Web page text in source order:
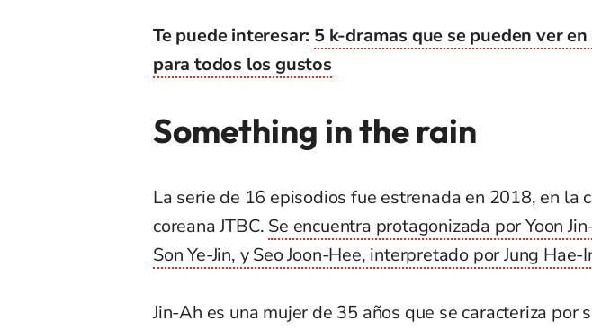
Te puede interesar: 5 k-dramas que se pueden ver
para todos los gustos
Something in the rain
La serie de 16 episodios fue estrenada en 2018, en la
coreana JTBC. Se encuentra protagonizada por Yoon
Son Ye-Jin, y Seo Joon-Hee, interpretado por Jung Hae-
Jin-Ah es una mujer de 35 años que se caracteriza por